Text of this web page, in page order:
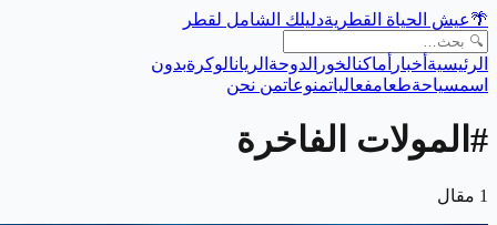
🌴عيش الحياة القطريةدليلك الشامل لقطر
الرئيسية أخبار أماكنالخور الدوحة الريانالوكرةبدون
اسمسياحةطعامفعالياتمنوعاتمن نحن
# المولات الفاخرة
1 مقال